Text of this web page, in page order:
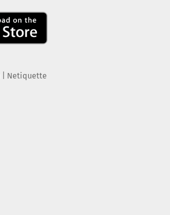
Netiquette